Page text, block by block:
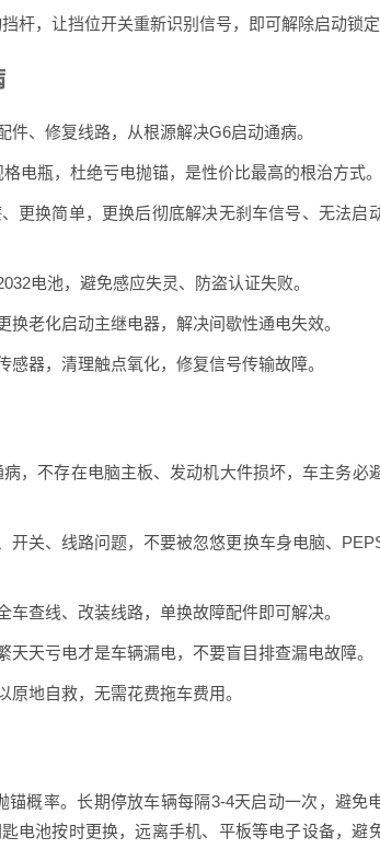
，让挡位开关重新识别信号，即可解除启动锁定
、修复线路，从根源解决G6启动通病。
瓶，杜绝亏电抛锚，是性价比最高的根治方式。
换简单，更换后彻底解决无刹车信号、无法启
电池，避免感应失灵、防盗认证失败。
老化启动主继电器，解决间歇性通电失效。
器，清理触点氧化，修复信号传输故障。
不存在电脑主板、发动机大件损坏，车主务必
关、线路问题，不要被忽悠更换车身电脑、
查线、改装线路，单换故障配件即可解决。
天亏电才是车辆漏电，不要盲目排查漏电故障。
地自救，无需花费拖车费用。
概率。长期停放车辆每隔3-4天启动一次，避免
电池按时更换，远离手机、平板等电子设备，避